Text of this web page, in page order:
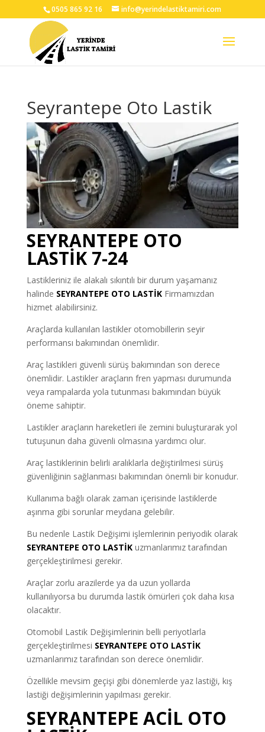
0505 865 92 16 info@yerindelastiktamiri.com
Seyrantepe Oto Lastik
SEYRANTEPE OTO
LASTİK 7-24
Lastikleriniz ile alakalı sıkıntılı bir durum yaşamanız
halinde SEYRANTEPE OTO LASTİKFirmamızdan
hizmet alabilirsiniz.
Araçlarda kullanılan lastikler otomobillerin seyir
performansı bakımından önemlidir.
Araç lastikleri güvenli sürüş bakımından son derece
önemlidir. Lastikler araçların fren yapması durumunda
veya rampalarda yola tutunması bakımından büyük
öneme sahiptir.
Lastikler araçların hareketleri ile zemini buluşturarak yol
tutuşunun daha güvenli olmasına yardımcı olur.
Araç lastiklerinin belirli aralıklarla değiştirilmesi sürüş
güvenliğinin sağlanması bakımından önemli bir konudur.
Kullanıma bağlı olarak zaman içerisinde lastiklerde
aşınma gibi sorunlar meydana gelebilir.
Bu nedenle Lastik Değişimi işlemlerinin periyodik olarak
SEYRANTEPE OTO LASTİKuzmanlarımız tarafından
gerçekleştirilmesi gerekir.
Araçlar zorlu arazilerde ya da uzun yollarda
kullanılıyorsa bu durumda lastik ömürleri çok daha kısa
olacaktır.
Otomobil Lastik Değişimlerinin belli periyotlarla
gerçekleştirilmesi SEYRANTEPE OTO LASTİK
uzmanlarımız tarafından son derece önemlidir.
Özellikle mevsim geçişi gibi dönemlerde yaz lastiği, kış
lastiği değişimlerinin yapılması gerekir.
SEYRANTEPE ACİL OTO